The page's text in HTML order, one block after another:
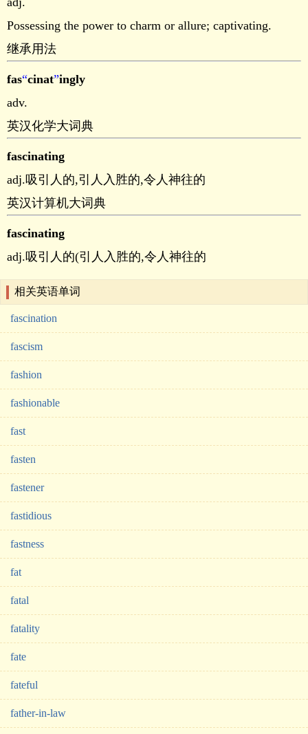
Possessing the power to charm or allure; captivating.
继承用法
fas“cinat”ingly
adv.
英汉化学大词典
fascinating
adj.吸引人的,引人入胜的,令人神往的
英汉计算机大词典
fascinating
adj.吸引人的(引人入胜的,令人神往的
相关英语单词
fascination
fascism
fashion
fashionable
fast
fasten
fastener
fastidious
fastness
fat
fatal
fatality
fate
fateful
father-in-law